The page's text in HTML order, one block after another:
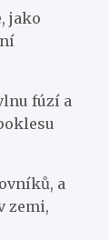
jako
fúzí a
a
zemi,